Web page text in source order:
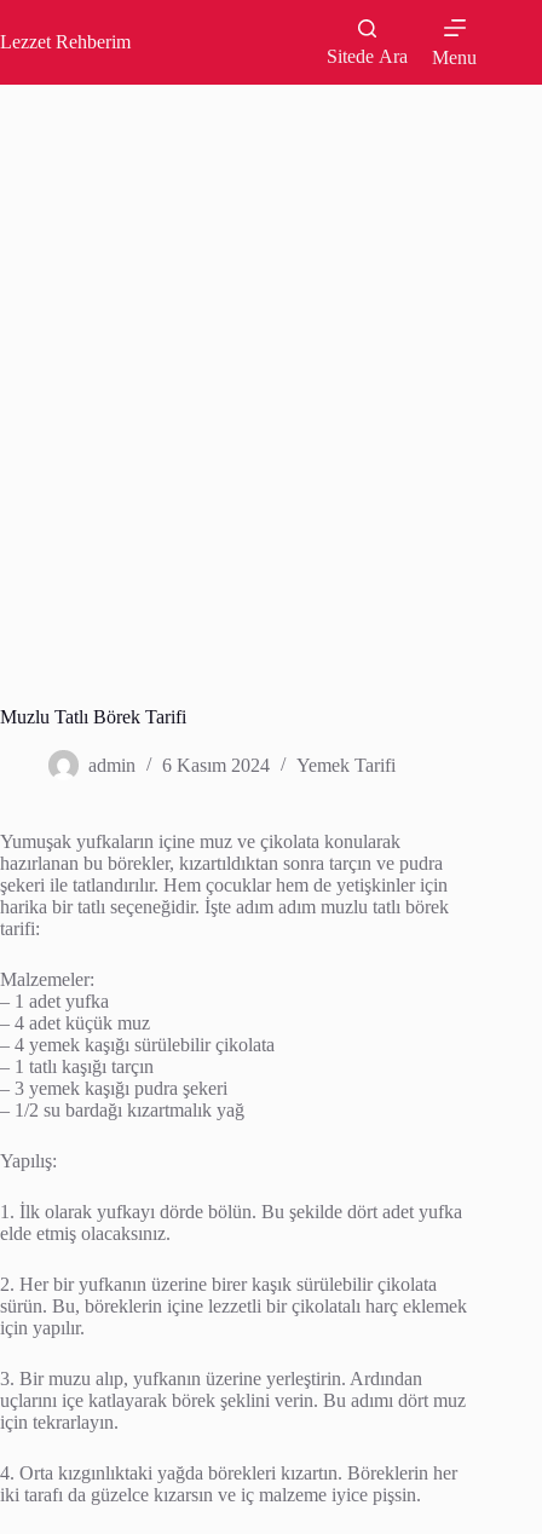
to
content
Lezzet Rehberim
Sitede Ara Menu
Muzlu Tatlı Börek Tarifi
admin 6 Kasım 2024 Yemek Tarifi
Yumuşak yufkaların içine muz ve çikolata konularak
hazırlanan bu börekler, kızartıldıktan sonra tarçın ve pudra
şekeri ile tatlandırılır. Hem çocuklar hem de yetişkinler için
harika bir tatlı seçeneğidir. İşte adım adım muzlu tatlı börek
tarifi:
Malzemeler:
– 1 adet yufka
– 4 adet küçük muz
– 4 yemek kaşığı sürülebilir çikolata
– 1 tatlı kaşığı tarçın
– 3 yemek kaşığı pudra şekeri
– 1/2 su bardağı kızartmalık yağ
Yapılış:
1. İlk olarak yufkayı dörde bölün. Bu şekilde dört adet yufka
elde etmiş olacaksınız.
2. Her bir yufkanın üzerine birer kaşık sürülebilir çikolata
sürün. Bu, böreklerin içine lezzetli bir çikolatalı harç eklemek
için yapılır.
3. Bir muzu alıp, yufkanın üzerine yerleştirin. Ardından
uçlarını içe katlayarak börek şeklini verin. Bu adımı dört muz
için tekrarlayın.
4. Orta kızgınlıktaki yağda börekleri kızartın. Böreklerin her
iki tarafı da güzelce kızarsın ve iç malzeme iyice pişsin.